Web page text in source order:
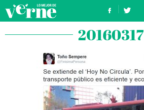
20160317